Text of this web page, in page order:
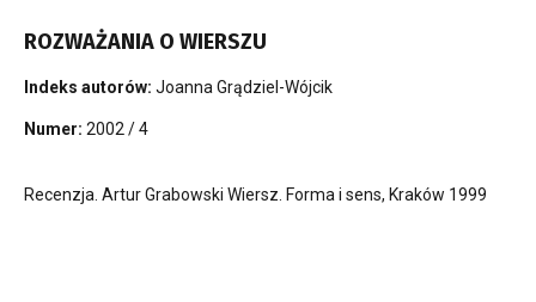
ROZWAŻANIA O WIERSZU
Indeks autorów: Joanna Grądziel-Wójcik
Numer: 2002 / 4
Recenzja. Artur Grabowski Wiersz. Forma i sens, Kraków 1999